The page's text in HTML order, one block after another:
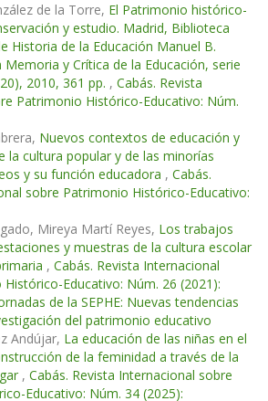
de la Torre, El Patrimonio histórico-
y estudio. Madrid, Biblioteca
Historia de la Educación Manuel B.
y Crítica de la Educación, serie
2010, 361 pp. , Cabás. Revista
Patrimonio Histórico-Educativo: Núm.
Nuevos contextos de educación y
la cultura popular y de las minorías
y su función educadora , Cabás.
sobre Patrimonio Histórico-Educativo:
Mireya Martí Reyes, Los trabajos
y muestras de la cultura escolar
, Cabás. Revista Internacional
Educativo: Núm. 26 (2021):
de la SEPHE: Nuevas tendencias
del patrimonio educativo
Andújar, La educación de las niñas en el
de la feminidad a través de la
, Cabás. Revista Internacional sobre
Educativo: Núm. 34 (2025):